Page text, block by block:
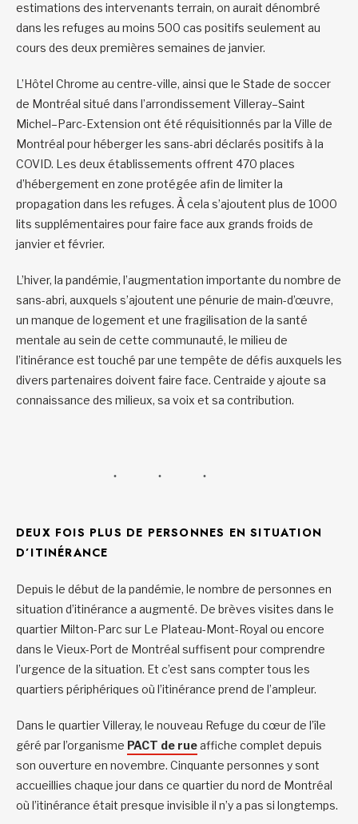
estimations des intervenants terrain, on aurait dénombré
dans les refuges au moins 500 cas positifs seulement au
cours des deux premières semaines de janvier.
L’Hôtel Chrome au centre-ville, ainsi que le Stade de soccer
de Montréal situé dans l’arrondissement Villeray–Saint
Michel–Parc-Extension ont été réquisitionnés par la Ville de
Montréal pour héberger les sans-abri déclarés positifs à la
COVID. Les deux établissements offrent 470 places
d’hébergement en zone protégée afin de limiter la
propagation dans les refuges. À cela s’ajoutent plus de 1000
lits supplémentaires pour faire face aux grands froids de
janvier et février.
L’hiver, la pandémie, l’augmentation importante du nombre de
sans-abri, auxquels s’ajoutent une pénurie de main-d’œuvre,
un manque de logement et une fragilisation de la santé
mentale au sein de cette communauté, le milieu de
l’itinérance est touché par une tempête de défis auxquels les
divers partenaires doivent faire face. Centraide y ajoute sa
connaissance des milieux, sa voix et sa contribution.
DEUX FOIS PLUS DE PERSONNES EN SITUATION
D’ITINÉRANCE
Depuis le début de la pandémie, le nombre de personnes en
situation d’itinérance a augmenté. De brèves visites dans le
quartier Milton-Parc sur Le Plateau-Mont-Royal ou encore
dans le Vieux-Port de Montréal suffisent pour comprendre
l’urgence de la situation. Et c’est sans compter tous les
quartiers périphériques où l’itinérance prend de l’ampleur.
Dans le quartier Villeray, le nouveau Refuge du cœur de l’île
géré par l’organisme PACT de rueaffiche complet depuis
son ouverture en novembre. Cinquante personnes y sont
accueillies chaque jour dans ce quartier du nord de Montréal
où l’itinérance était presque invisible il n’y a pas si longtemps.